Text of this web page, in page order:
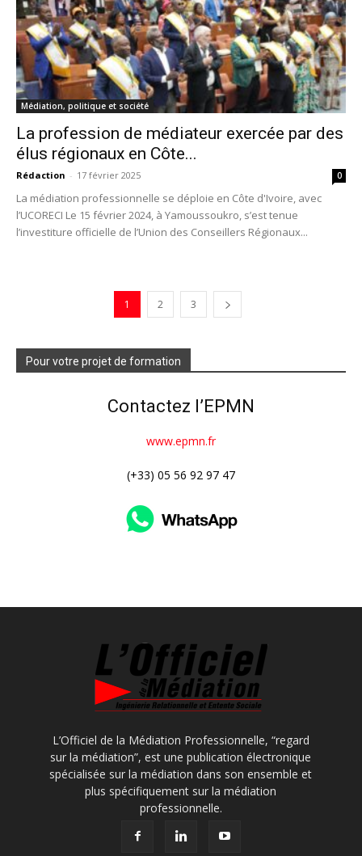
Médiation, politique et société
La profession de médiateur exercée par des
élus régionaux en Côte...
Rédaction - 17 février 2025 0
La médiation professionnelle se déploie en Côte d'Ivoire, avec
l’UCORECI Le 15 février 2024, à Yamoussoukro, s’est tenue
l’investiture officielle de l’Union des Conseillers Régionaux...
1 2 3
Pour votre projet de formation
Contactez l’EPMN
www.epmn.fr
(+33) 05 56 92 97 47
L’Officiel de la Médiation Professionnelle, “regard
sur la médiation”, est une publication électronique
spécialisée sur la médiation dans son ensemble et
plus spécifiquement sur la médiation
professionnelle.